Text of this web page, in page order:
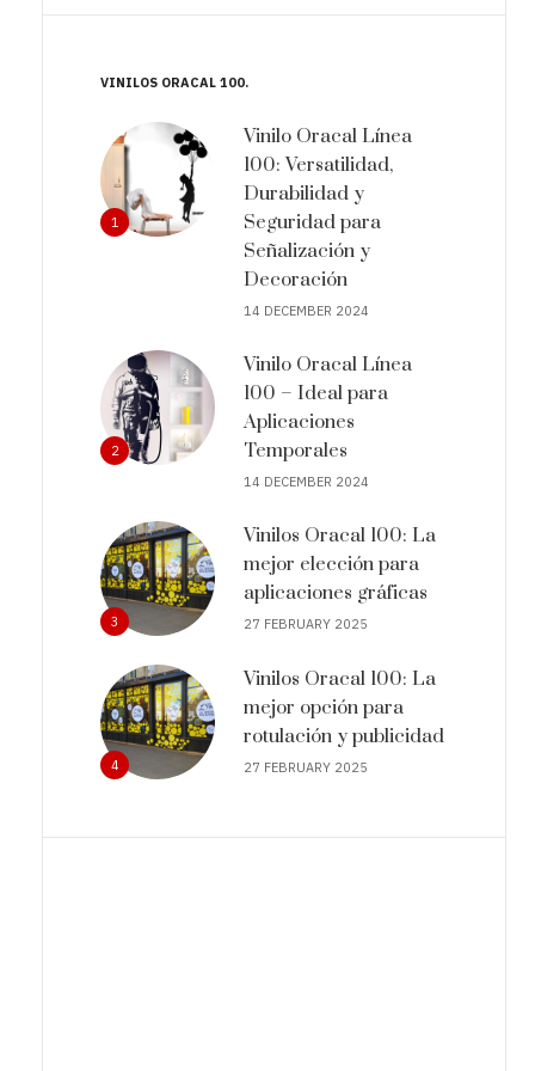
VINILOS ORACAL 100
1
Vinilo Oracal Línea
100: Versatilidad,
Durabilidad y
Seguridad para
Señalización y
Decoración
14 DECEMBER 2024
2
Vinilo Oracal Línea
100 – Ideal para
Aplicaciones
Temporales
14 DECEMBER 2024
3
Vinilos Oracal 100: La
mejor elección para
aplicaciones gráficas
27 FEBRUARY 2025
4
Vinilos Oracal 100: La
mejor opción para
rotulación y publicidad
27 FEBRUARY 2025